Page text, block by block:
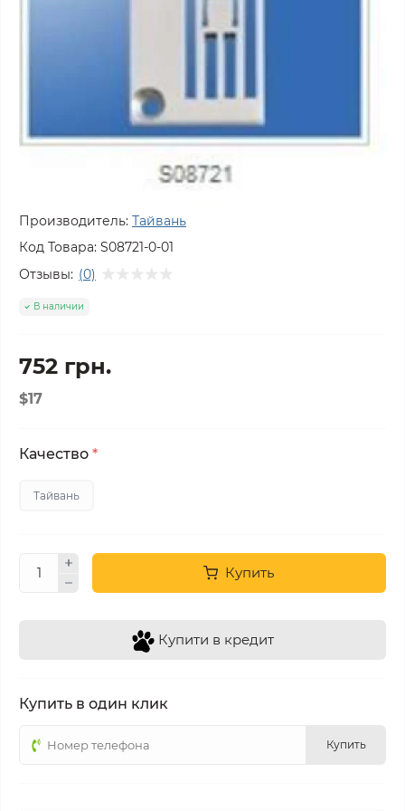
Производитель: Тайвань
Код Товара: S08721-0-01
Отзывы: (0)
В наличии
752 грн.
$17
Качество *
Тайвань
Купить
Купити в кредит
Купить в один клик
Купить